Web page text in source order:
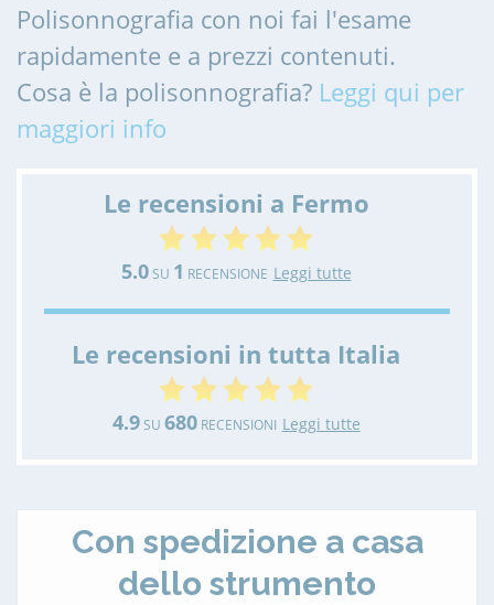
Polisonnografia con noi fai l'esame
rapidamente e a prezzi contenuti.
Cosa è la polisonnografia? Leggi qui per
maggiori info
Le recensioni a Fermo
5.0SU 1 RECENSIONE Leggi tutte
Le recensioni in tutta Italia
4.9SU 680RECENSIONI Leggi tutte
Con spedizione a casa
dello strumento